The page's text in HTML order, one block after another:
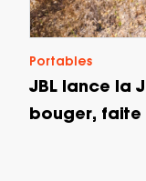
Portables
JBL lance la
bouger, faite